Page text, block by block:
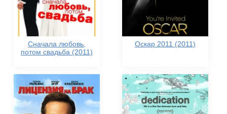
Сначала любовь,
потом свадьба (2011)
Оскар 2011 (2011)